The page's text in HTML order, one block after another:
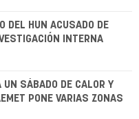
DEL HUN ACUSADO DE
INTERNA
UN SÁBADO DE CALOR Y
PONE VARIAS ZONAS